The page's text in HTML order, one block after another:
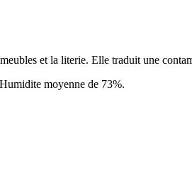
et la literie. Elle traduit une
moyenne de 73%.